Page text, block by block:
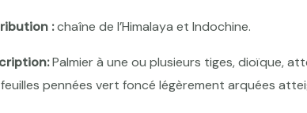
:chaîne de l’Himalaya et Indochine.
Palmier à une ou plusieurs tiges, dioïque,
pennées vert foncé légèrement arquées